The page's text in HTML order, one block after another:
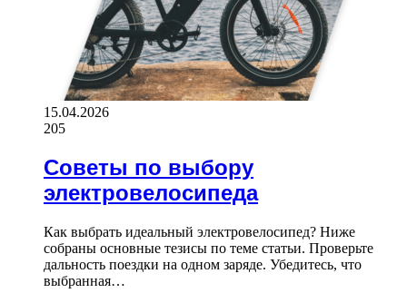
15.04.2026
205
Советы по выбору
электровелосипеда
Как выбрать идеальный электровелосипед? Ниже
собраны основные тезисы по теме статьи. Проверьте
дальность поездки на одном заряде. Убедитесь, что
выбранная…